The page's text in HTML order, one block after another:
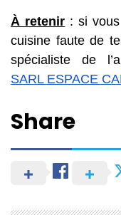
À retenir : si
cuisine faute de
spécialiste de
SARL ESPACE
Share